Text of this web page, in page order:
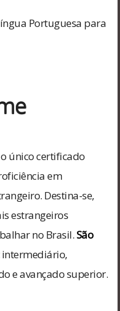
Portuguesa para
único certificado
em
Destina-se,
estrangeiros
no Brasil.São
intermediário,
e avançado superior.